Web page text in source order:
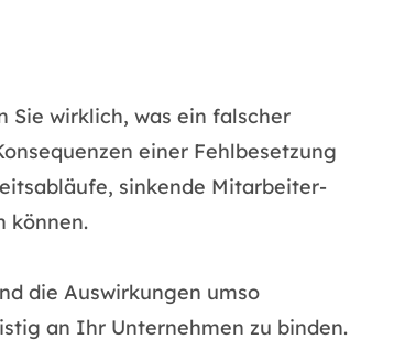
Sie wirklich, was ein falscher
einer Fehlbesetzung
sinkende Mitarbeiter-
können.
die Auswirkungen umso
an Ihr Unternehmen zu binden.